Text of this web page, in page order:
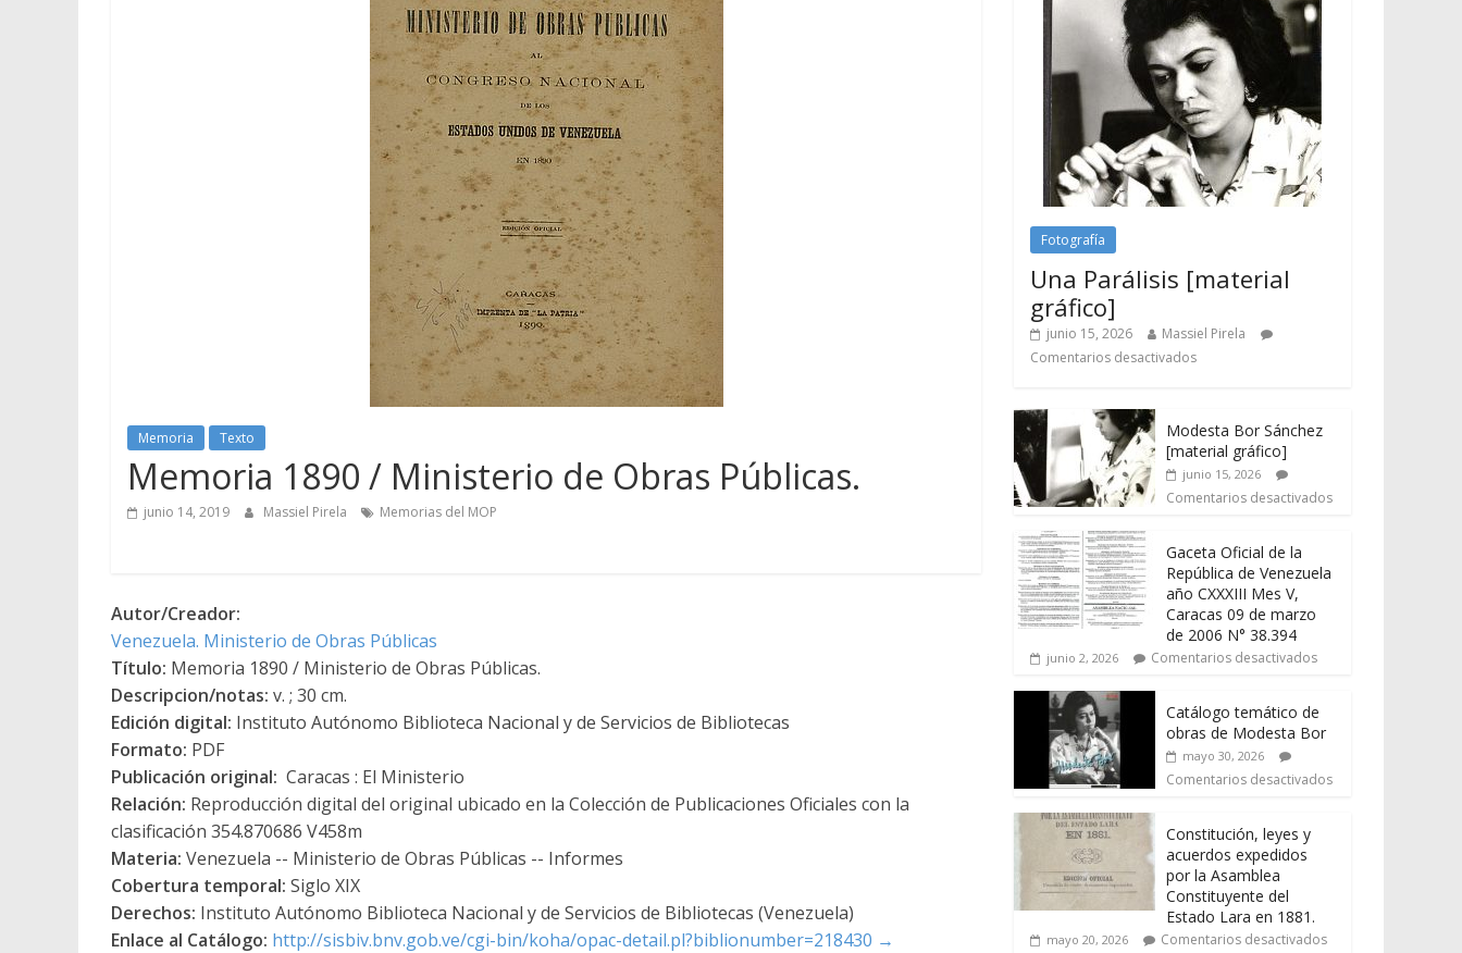
Memoria Texto
Memoria 1890 / Ministerio de Obras Públicas.
junio 14, 2019 Massiel Pirela Memorias del MOP
Autor/Creador:
Venezuela. Ministerio de Obras Públicas
Título: Memoria 1890 / Ministerio de Obras Públicas.
Descripcion/notas: v. ; 30 cm.
Edición digital: Instituto Autónomo Biblioteca Nacional y de Servicios de Bibliotecas
Formato: PDF
Publicación original: Caracas : El Ministerio
Relación: Reproducción digital del original ubicado en la Colección de Publicaciones Oficiales con la
clasificación 354.870686 V458m
Materia: Venezuela -- Ministerio de Obras Públicas -- Informes
Cobertura temporal: Siglo XIX
Derechos: Instituto Autónomo Biblioteca Nacional y de Servicios de Bibliotecas (Venezuela)
Enlace al Catálogo: http://sisbiv.bnv.gob.ve/cgi-bin/koha/opac-detail.pl?biblionumber=218430 →
Fotografía
Una Parálisis [material
gráfico]
junio 15, 2026
Massiel Pirela
Comentarios desactivados
Modesta Bor Sánchez
[material gráfico]
junio 15, 2026
Comentarios desactivados
Gaceta Oficial de la
República de Venezuela
año CXXXIII Mes V,
Caracas 09 de marzo
de 2006 N° 38.394
junio 2, 2026 Comentarios desactivados
Catálogo temático de
obras de Modesta Bor
mayo 30, 2026
Comentarios desactivados
Constitución, leyes y
acuerdos expedidos
por la Asamblea
Constituyente del
Estado Lara en 1881.
mayo 20, 2026 Comentarios desactivados